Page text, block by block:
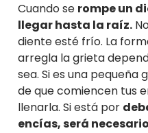
Cuando se rompe un
llegar hasta la raíz.
diente esté frío. La
arregla la grieta
sea. Si es una
de que comiencen tus
llenarla. Si está por
encías, será